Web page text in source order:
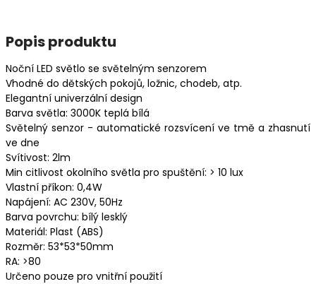
Popis produktu
Noční LED světlo se světelným senzorem
Vhodné do dětských pokojů, ložnic, chodeb, atp.
Elegantní univerzální design
Barva světla: 3000K teplá bílá
Světelný senzor - automatické rozsvícení ve tmě a zhasnutí
ve dne
Svítivost: 2lm
Min citlivost okolního světla pro spuštění: > 10 lux
Vlastní příkon: 0,4W
Napájení: AC 230V, 50Hz
Barva povrchu: bílý lesklý
Materiál: Plast (ABS)
Rozměr: 53*53*50mm
RA: >80
Určeno pouze pro vnitřní použití